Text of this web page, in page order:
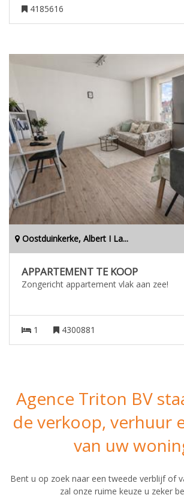
4185616
Oostduinkerke, Albert I La...
APPARTEMENT TE KOOP
Zongericht appartement vlak aan zee!
1 4300881
Agence Triton BV
de verkoop, verhuur
van uw
Bent u op zoek naar een tweede verblijf of
zal onze ruime keuze u zeker